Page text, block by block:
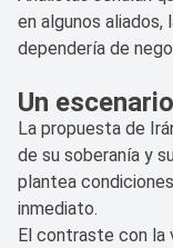
en algunos
dependería de
Un
La propuesta de
de su soberanía y
plantea
inmediato.
El contraste con la